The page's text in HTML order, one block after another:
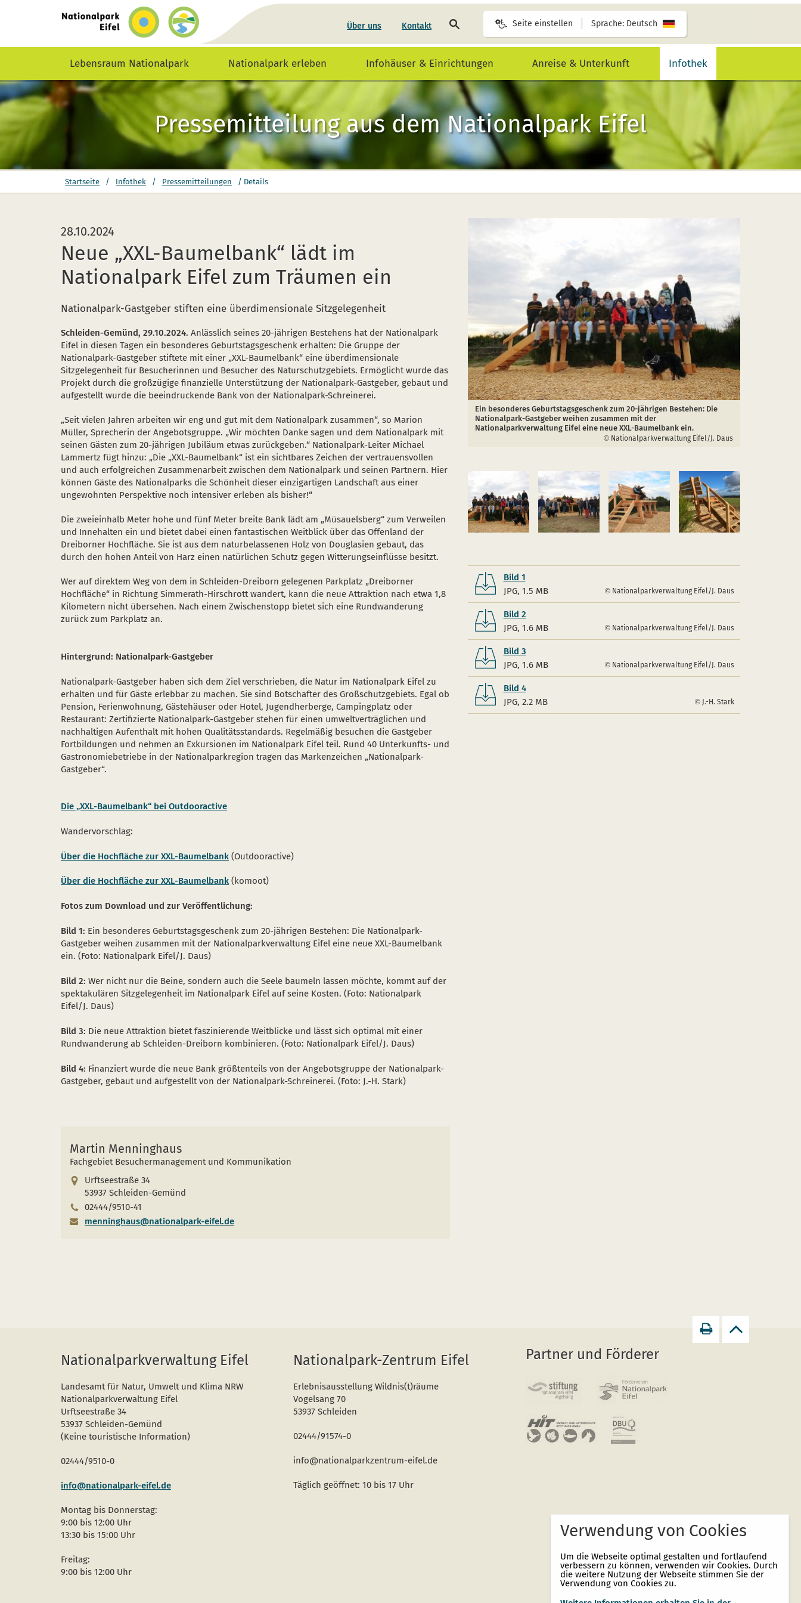
Startseite
Über uns Kontakt
durchsuchen
Seite einstellen Sprache: Deutsch
Lebensraum Nationalpark Nationalpark erleben Infohäuser & Einrichtungen Anreise & Unterkunft Infothek
Pressemitteilung aus dem Nationalpark Eifel
sich
Startseite / Infothek / Pressemitteilungen / Details
28.10.2024
Neue „XXL-Baumelbank“ lädt im
Nationalpark Eifel zum Träumen ein
Nationalpark-Gastgeber stiften eine überdimensionale Sitzgelegenheit
Schleiden-Gemünd, 29.10.2024. Anlässlich seines 20-jährigen Bestehens hat der Nationalpark
Eifel in diesen Tagen ein besonderes Geburtstagsgeschenk erhalten: Die Gruppe der
Nationalpark-Gastgeber stiftete mit einer „XXL-Baumelbank“ eine überdimensionale
Sitzgelegenheit für Besucherinnen und Besucher des Naturschutzgebiets. Ermöglicht wurde das
Projekt durch die großzügige finanzielle Unterstützung der Nationalpark-Gastgeber, gebaut und
aufgestellt wurde die beeindruckende Bank von der Nationalpark-Schreinerei.
„Seit vielen Jahren arbeiten wir eng und gut mit dem Nationalpark zusammen“, so Marion
Müller, Sprecherin der Angebotsgruppe. „Wir möchten Danke sagen und dem Nationalpark mit
seinen Gästen zum 20-jährigen Jubiläum etwas zurückgeben.“ Nationalpark-Leiter Michael
Lammertz fügt hinzu: „Die „XXL-Baumelbank“ ist ein sichtbares Zeichen der vertrauensvollen
und auch erfolgreichen Zusammenarbeit zwischen dem Nationalpark und seinen Partnern. Hier
können Gäste des Nationalparks die Schönheit dieser einzigartigen Landschaft aus einer
ungewohnten Perspektive noch intensiver erleben als bisher!“
Die zweieinhalb Meter hohe und fünf Meter breite Bank lädt am „Müsauelsberg“ zum Verweilen
und Innehalten ein und bietet dabei einen fantastischen Weitblick über das Offenland der
Dreiborner Hochfläche. Sie ist aus dem naturbelassenen Holz von Douglasien gebaut, das
durch den hohen Anteil von Harz einen natürlichen Schutz gegen Witterungseinflüsse besitzt.
Wer auf direktem Weg von dem in Schleiden-Dreiborn gelegenen Parkplatz „Dreiborner
Hochfläche“ in Richtung Simmerath-Hirschrott wandert, kann die neue Attraktion nach etwa 1,8
Kilometern nicht übersehen. Nach einem Zwischenstopp bietet sich eine Rundwanderung
zurück zum Parkplatz an.
Hintergrund: Nationalpark-Gastgeber
Nationalpark-Gastgeber haben sich dem Ziel verschrieben, die Natur im Nationalpark Eifel zu
erhalten und für Gäste erlebbar zu machen. Sie sind Botschafter des Großschutzgebiets. Egal ob
Pension, Ferienwohnung, Gästehäuser oder Hotel, Jugendherberge, Campingplatz oder
Restaurant: Zertifizierte Nationalpark-Gastgeber stehen für einen umweltverträglichen und
nachhaltigen Aufenthalt mit hohen Qualitätsstandards. Regelmäßig besuchen die Gastgeber
Fortbildungen und nehmen an Exkursionen im Nationalpark Eifel teil. Rund 40 Unterkunfts- und
Gastronomiebetriebe in der Nationalparkregion tragen das Markenzeichen „Nationalpark-
Gastgeber“.
Die „XXL-Baumelbank“ bei Outdooractive
Wandervorschlag:
Über die Hochfläche zur XXL-Baumelbank (Outdooractive)
Über die Hochfläche zur XXL-Baumelbank (komoot)
Fotos zum Download und zur Veröffentlichung:
Bild 1: Ein besonderes Geburtstagsgeschenk zum 20-jährigen Bestehen: Die Nationalpark-
Gastgeber weihen zusammen mit der Nationalparkverwaltung Eifel eine neue XXL-Baumelbank
ein. (Foto: Nationalpark Eifel/J. Daus)
Bild 2: Wer nicht nur die Beine, sondern auch die Seele baumeln lassen möchte, kommt auf der
spektakulären Sitzgelegenheit im Nationalpark Eifel auf seine Kosten. (Foto: Nationalpark
Eifel/J. Daus)
Bild 3: Die neue Attraktion bietet faszinierende Weitblicke und lässt sich optimal mit einer
Rundwanderung ab Schleiden-Dreiborn kombinieren. (Foto: Nationalpark Eifel/J. Daus)
Bild 4: Finanziert wurde die neue Bank größtenteils von der Angebotsgruppe der Nationalpark-
Gastgeber, gebaut und aufgestellt von der Nationalpark-Schreinerei. (Foto: J.-H. Stark)
Martin Menninghaus
Fachgebiet Besuchermanagement und Kommunikation
Urftseestraße 34
53937 Schleiden-Gemünd
02444/9510-41
menninghaus@nationalpark-eifel.de
Ein besonderes Geburtstagsgeschenk zum 20-jährigen Bestehen: Die
Nationalpark-Gastgeber weihen zusammen mit der
Nationalparkverwaltung Eifel eine neue XXL-Baumelbank ein.
Nationalparkverwaltung Eifel/J. Daus
Bild 1
JPG, 1.5 MB
Nationalparkverwaltung Eifel/J. Daus
Bild 2
JPG, 1.6 MB
Nationalparkverwaltung Eifel/J. Daus
Bild 3
JPG, 1.6 MB
Nationalparkverwaltung Eifel/J. Daus
Bild 4
JPG, 2.2 MB
J.-H. Stark
Nationalparkverwaltung Eifel
Landesamt für Natur, Umwelt und Klima NRW
Nationalparkverwaltung Eifel
Urftseestraße 34
53937 Schleiden-Gemünd
(Keine touristische Information)
02444/9510-0
info@nationalpark-eifel.de
Montag bis Donnerstag:
9:00 bis 12:00 Uhr
13:30 bis 15:00 Uhr
Freitag:
9:00 bis 12:00 Uhr
Nationalpark-Zentrum Eifel
Erlebnisausstellung Wildnis(t)räume
Vogelsang 70
53937 Schleiden
02444/91574-0
info@nationalparkzentrum-eifel.de
Täglich geöffnet: 10 bis 17 Uhr
Partner und Förderer
Verwendung von Cookies
Um die Webseite optimal gestalten und fortlaufend
verbessern zu können, verwenden wir Cookies. Durch
die weitere Nutzung der Webseite stimmen Sie der
Verwendung von Cookies zu.